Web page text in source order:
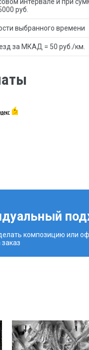
руб.
выбранного времени
за МКАД = 50 руб./км.
композицию или